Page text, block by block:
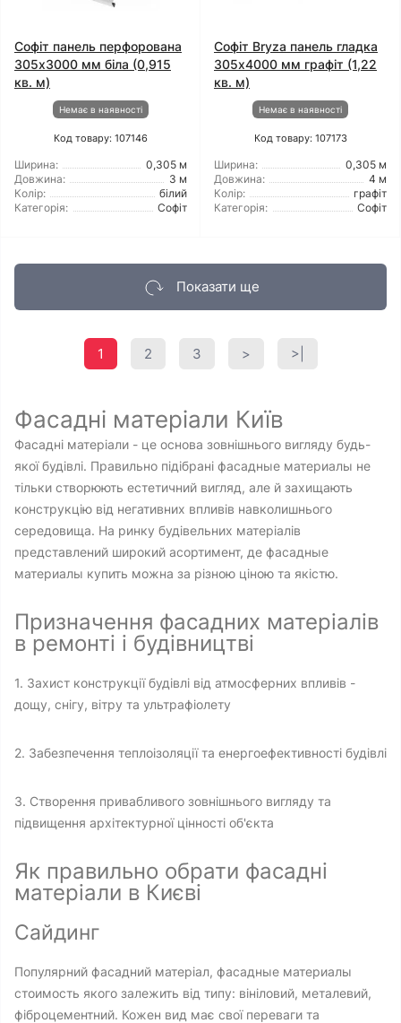
Софіт панель перфорована
305х3000 мм біла (0,915
кв. м)
Немає в наявності
Код товару: 107146
Ширина:
0,305 м
Довжина:
3 м
Колір:
білий
Категорія:
Софіт
Софіт Bryza панель гладка
305х4000 мм графіт (1,22
кв. м)
Немає в наявності
Код товару: 107173
Ширина:
0,305 м
Довжина:
4 м
Колір:
графіт
Категорія:
Софіт
Показати ще
1 2 3 > >|
Фасадні матеріали Київ
Фасадні матеріали - це основа зовнішнього вигляду будь-
якої будівлі. Правильно підібрані фасадные материалы не
тільки створюють естетичний вигляд, але й захищають
конструкцію від негативних впливів навколишнього
середовища. На ринку будівельних матеріалів
представлений широкий асортимент, де фасадные
материалы купить можна за різною ціною та якістю.
Призначення фасадних матеріалів
в ремонті і будівництві
1. Захист конструкції будівлі від атмосферних впливів -
дощу, снігу, вітру та ультрафіолету
2. Забезпечення теплоізоляції та енергоефективності будівлі
3. Створення привабливого зовнішнього вигляду та
підвищення архітектурної цінності об'єкта
Як правильно обрати фасадні
матеріали в Києві
Сайдинг
Популярний фасадний матеріал, фасадные материалы
стоимость якого залежить від типу: вініловий, металевий,
фіброцементний. Кожен вид має свої переваги та